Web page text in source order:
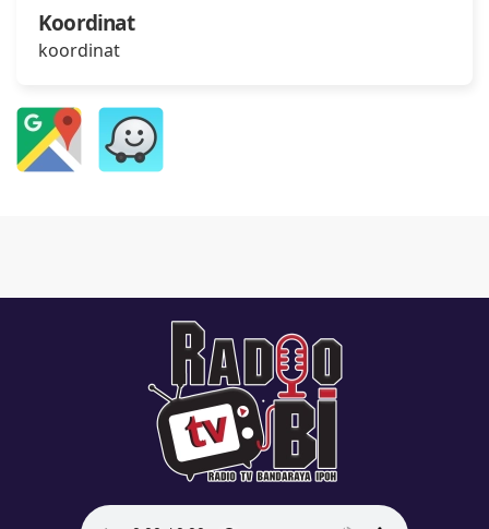
Koordinat
koordinat